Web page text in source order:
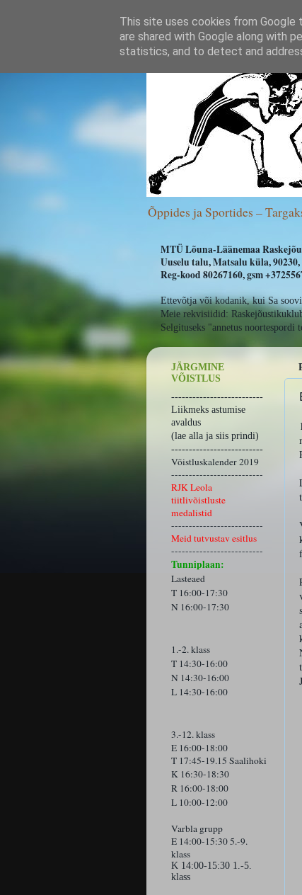
Õppides ja Sportides –
MTÜ Lõuna-Läänemaa
Uuselu talu, Matsalu küla,
Reg-kood 80267160, gsm
Ettevõtja või kodanik, kui Sa
Meie rekvisiidid:
Selgituseks "annetus noortespordi
JÄRGMINE
VÕISTLUS
--------------------------
Liikmeks astumise
avaldus
(lae alla ja siis prindi)
--------------------------
Võistluskalender 2019
--------------------------
RJK Leola
tiitlivõistluste
medalistid
--------------------------
Meid tutvustav esitlus
--------------------------
Tunniplaan:
Lasteaed
T 16:00-17:30
N 16:00-17:30
1.-2. klass
T 14:30-16:00
N 14:30-16:00
L 14:30-16:00
3.-12. klass
E 16:00-18:00
T 17:45-19.15 Saalihoki
K 16:30-18:30
R 16:00-18:00
L 10:00-12:00
Varbla grupp
E 14:00-15:30 5.-9.
klass
K 14:00-15:30 1.-5.
klass
This site uses cookies from Google
are shared with Google along with
statistics, and to detect and